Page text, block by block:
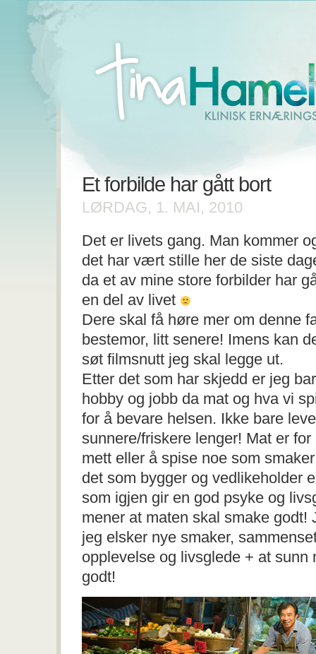
Et forbilde har gått bort
LØRDAG, 1. MAI, 2010
Det er livets gang. Man kommer
det har vært stille her de siste
da et av mine store forbilder har
en del av livet
Dere skal få høre mer om denne
bestemor, litt senere! Imens kan
søt filmsnutt jeg skal legge ut.
Etter det som har skjedd er jeg
hobby og jobb da mat og hva vi
for å bevare helsen. Ikke bare
sunnere/friskere lenger! Mat er
mett eller å spise noe som
det som bygger og vedlikeholder
som igjen gir en god psyke og
mener at maten skal smake godt!
jeg elsker nye smaker,
opplevelse og livsglede + at sunn
godt!